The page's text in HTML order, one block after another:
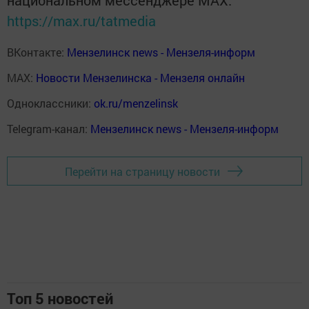
https://max.ru/tatmedia
ВКонтакте: Мензелинск news - Мензеля-информ
MAX: Новости Мензелинска - Мензеля онлайн
Одноклассники: ok.ru/menzelinsk
Telegram-канал: Мензелинск news - Мензеля-информ
Перейти на страницу новости
Топ 5 новостей